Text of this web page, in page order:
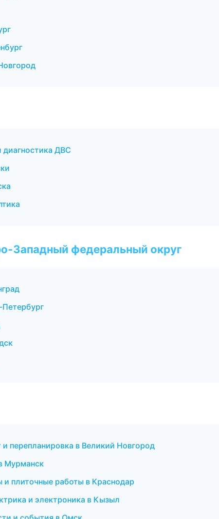
диагностика ДВС
Западный федеральный округ
перепланировка в Великий Новгород
Мурманск
плиточные работы в Краснодар
и электроника в Кызыл